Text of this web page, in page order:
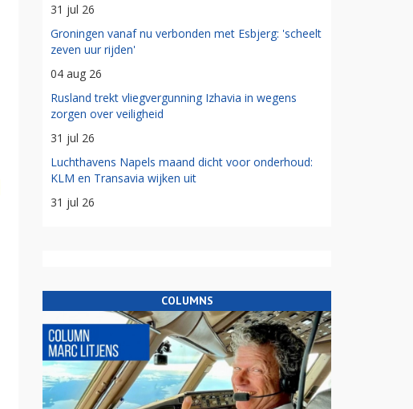
31 jul 26
Groningen vanaf nu verbonden met Esbjerg: 'scheelt
zeven uur rijden'
04 aug 26
Rusland trekt vliegvergunning Izhavia in wegens
zorgen over veiligheid
31 jul 26
Luchthavens Napels maand dicht voor onderhoud:
KLM en Transavia wijken uit
31 jul 26
COLUMNS